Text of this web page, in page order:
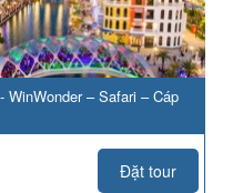
WinWonder – Safari – Cáp
Đặt tour